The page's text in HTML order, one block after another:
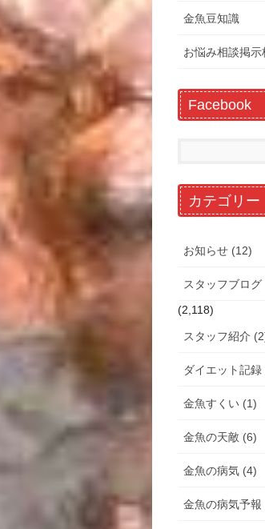
金魚豆知識
お悩み相談掲示
Facebook
カテゴリー
お知らせ (12)
スタッフブログ
(2,118)
スタッフ紹介
ダイエット記録
金魚すくい (1)
金魚の天敵 (6)
金魚の病気 (4)
金魚の病気予報